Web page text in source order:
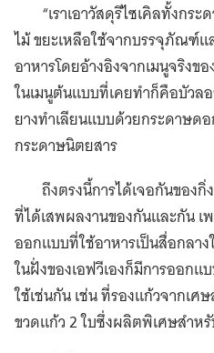
“เราเอาวัสดุรีไซเคิลทั้งกร
ไม้ ขยะเหลือใช้จากบรรจุภัณฑ์
อาหารโดยอ้างอิงจากเมนูจริงข
ในเมนูต้นแบบที่เคยทำก็คือบัว
ยางทำเลียนแบบด้วยกระดาษ
กระดาษนิตยสาร
ถึงตรงนี้การได้เจอกันของ
ที่ได้เสพผลงานของกันและกัน เ
ออกแบบที่ใช้อาหารเป็นสื่อกลา
ในฝั่งของเอฟวีเองก็มีการออกแ
ใช้เช่นกัน เช่น ที่รองแก้วจากเ
ขวดแก้ว 2 ใบซึ่งผลิตพิเศษสำห